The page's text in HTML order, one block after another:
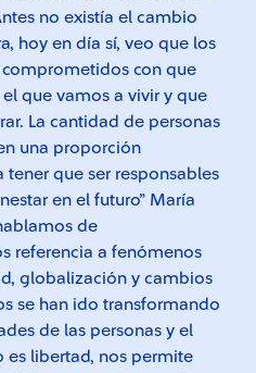
no existía el cambio
hoy en día sí, veo que los
con que
que vamos a vivir y que
La cantidad de personas
una proporción
tener que ser responsables
en el futuro” María
de
referencia a fenómenos
globalización y cambios
se han ido transformando
de las personas y el
es libertad, nos permite